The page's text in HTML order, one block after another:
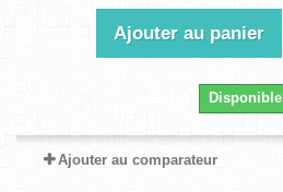
Ajouter au panier
Disponible
Ajouter au comparateur